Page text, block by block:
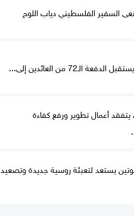
السفير الفلسطيني دياب اللوح
الـ72 من العائدين إلى...
يتفقد أعمال تطوير ورفع كفاءة
يستعد لتعبئة روسية جديدة وتصعيد